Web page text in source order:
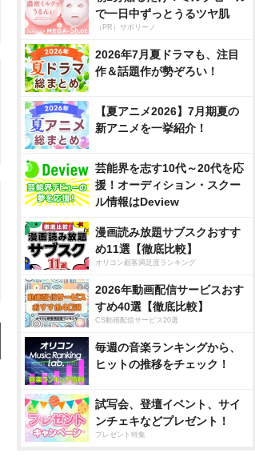
で一日中ずっとうるツヤ肌
（PR）サボリーノ
2026年7月夏ドラマも、注目
作＆話題作が勢ぞろい！
【夏アニメ2026】7月期夏の
新アニメを一挙紹介！
芸能界を志す10代～20代を応
援！オーディション・スクー
ル情報はDeview
漫画読み放題サブスクおすす
め11選【徹底比較】
オリコン顧客満足度ランキング
2026年動画配信サービスおす
すめ40選【徹底比較】
CS動画配信サービス20選
毎週の音楽ランキングから、
ヒットの推移をチェック！
試写会、登壇イベント、サイ
ンチェキなどプレゼント！
プレゼント特集